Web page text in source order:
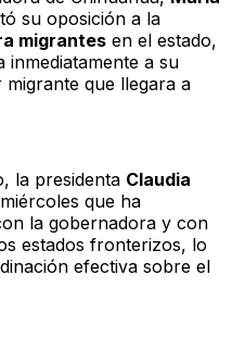
su oposición a la
migrantes en el estado,
inmediatamente a su
que llegara a
la presidenta Claudia
que ha
la gobernadora y con
estados fronterizos, lo
efectiva sobre el